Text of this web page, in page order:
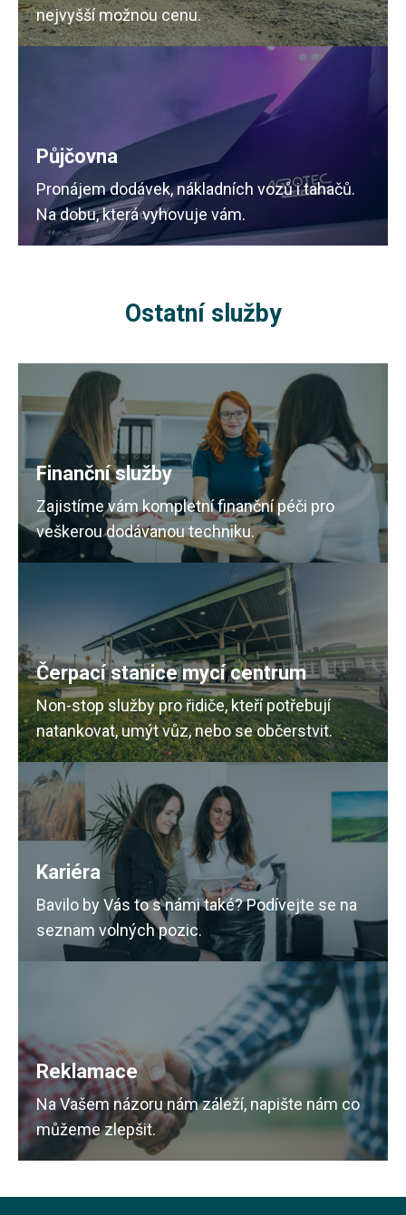
nejvyšší možnou cenu.
Půjčovna
Pronájem dodávek, nákladních vozů i tahačů.
Na dobu, která vyhovuje vám.
Ostatní služby
Finanční služby
Zajistíme vám kompletní finanční péči pro
veškerou dodávanou techniku.
Čerpací stanice mycí centrum
Non-stop služby pro řidiče, kteří potřebují
natankovat, umýt vůz, nebo se občerstvit.
Kariéra
Bavilo by Vás to s námi také? Podívejte se na
seznam volných pozic.
Reklamace
Na Vašem názoru nám záleží, napište nám co
můžeme zlepšit.